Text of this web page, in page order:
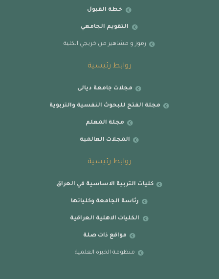
خطة القبول
التقويم الجامعي
رموز و مشاهير من خريجي الكلية
روابط رئيسية
مجلات جامعة ديالى
مجلة الفتح للبحوث النفسية والتربوية
مجلة المعلم
المجلات العالمية
روابط رئيسية
كليات التربية الاساسية في العراق
رئاسة الجامعة وكلياتها
الكليات الاهلية العراقية
مواقع ذات صلة
منظومة الخبرة العلمية